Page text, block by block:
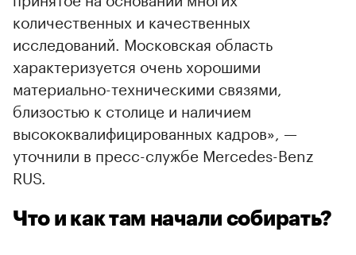
количественных и качественных
исследований. Московская область
характеризуется очень хорошими
материально-техническими связями,
близостью к столице и наличием
высококвалифицированных кадров», —
уточнили в пресс-службе Mercedes-Benz
RUS.
Что и как там начали собирать?